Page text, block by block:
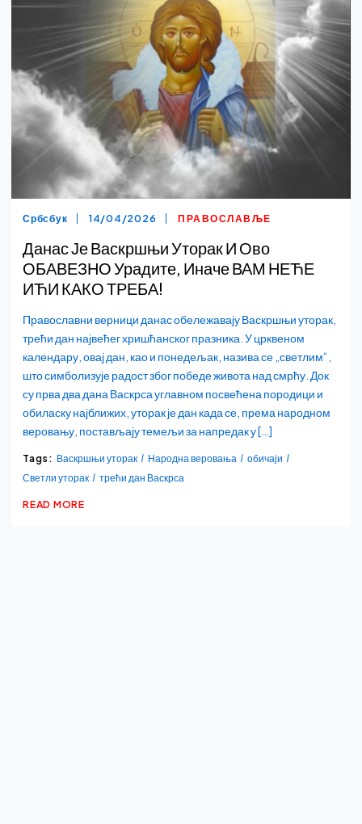
Србсбук 14/04/2026 ПРАВОСЛАВЉЕ
Данас Је Васкршњи Уторак И Ово
ОБАВЕЗНО Урадите, Иначе ВАМ НЕЋЕ
ИЋИ КАКО ТРЕБА!
Православни верници данас обележавају Васкршњи уторак,
трећи дан највећег хришћанског празника. У црквеном
календару, овај дан, као и понедељак, назива се „светлим“,
што симболизује радост због победе живота над смрћу. Док
су прва два дана Васкрса углавном посвећена породици и
обиласку најближих, уторак је дан када се, према народном
веровању, постављају темељи за напредак у […]
Tags: Васкршњи уторак Народна веровања
обичаји
Светли уторак
трећи дан Васкрса
READ MORE